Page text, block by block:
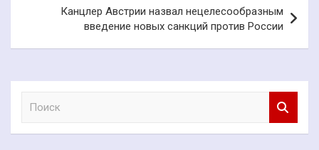
Канцлер Австрии назвал нецелесообразным
введение новых санкций против России